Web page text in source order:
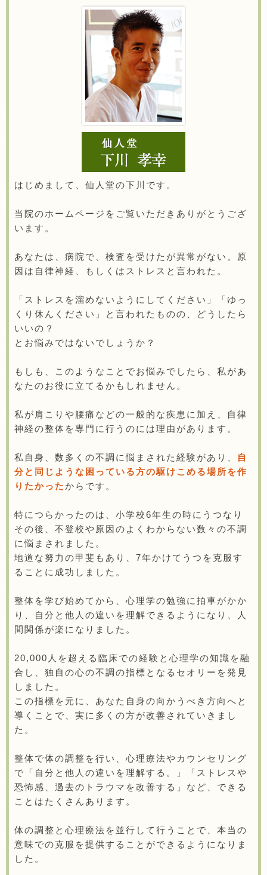
はじめまして、仙人堂の下川です。
当院のホームページをご覧いただきありがとうござ
います。
あなたは、病院で、検査を受けたが異常がない。原
因は自律神経、もしくはストレスと言われた。
「ストレスを溜めないようにしてください」「ゆっ
くり休んください」と言われたものの、どうしたら
いいの？
とお悩みではないでしょうか？
もしも、このようなことでお悩みでしたら、私があ
なたのお役に立てるかもしれません。
私が肩こりや腰痛などの一般的な疾患に加え、自律
神経の整体を専門に行うのには理由があります。
私自身、数多くの不調に悩まされた経験があり、
自
分と同じような困っている方の駆けこめる場所を作
りたかったからです。
特につらかったのは、小学校6年生の時にうつなり
その後、不登校や原因のよくわからない数々の不調
に悩まされました。
地道な努力の甲斐もあり、7年かけてうつを克服す
ることに成功しました。
整体を学び始めてから、心理学の勉強に拍車がかか
り、自分と他人の違いを理解できるようになり、人
間関係が楽になりました。
20,000人を超える臨床での経験と心理学の知識を融
合し、独自の心の不調の指標となるセオリーを発見
しました。
この指標を元に、あなた自身の向かうべき方向へと
導くことで、実に多くの方が改善されていきまし
た。
整体で体の調整を行い、心理療法やカウンセリング
で「自分と他人の違いを理解する。」「ストレスや
恐怖感、過去のトラウマを改善する」など、できる
ことはたくさんあります。
体の調整と心理療法を並行して行うことで、本当の
意味での克服を提供することができるようになりま
した。